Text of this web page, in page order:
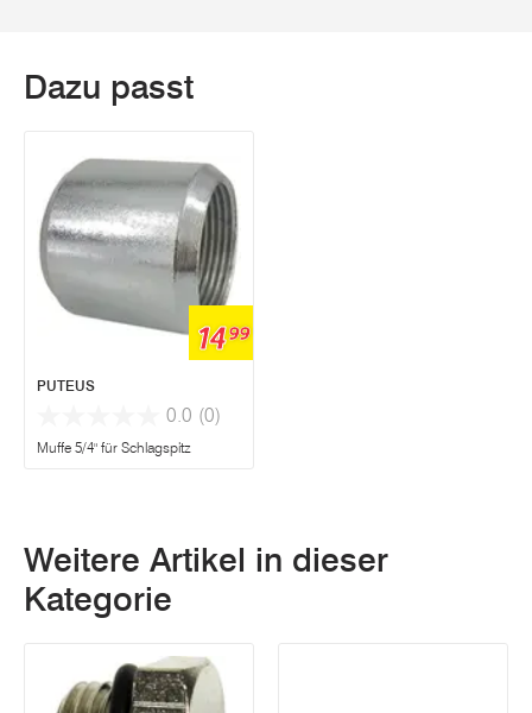
Dazu passt
1499
PUTEUS
0.0 (0)
Muffe 5/4" für Schlagspitz
Weitere Artikel in dieser
Kategorie